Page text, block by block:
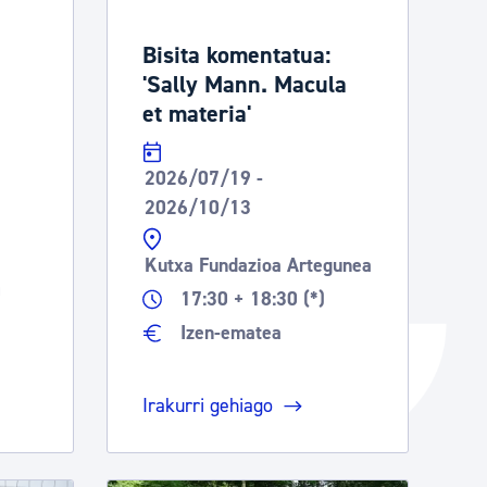
Tramitaziorako laguntza
Bisita komentatua:
'Sally Mann. Macula
et materia'
2026/07/19 -
2026/10/13
Kutxa Fundazioa Artegunea
17:30 + 18:30 (*)
Izen-ematea
Irakurri gehiago